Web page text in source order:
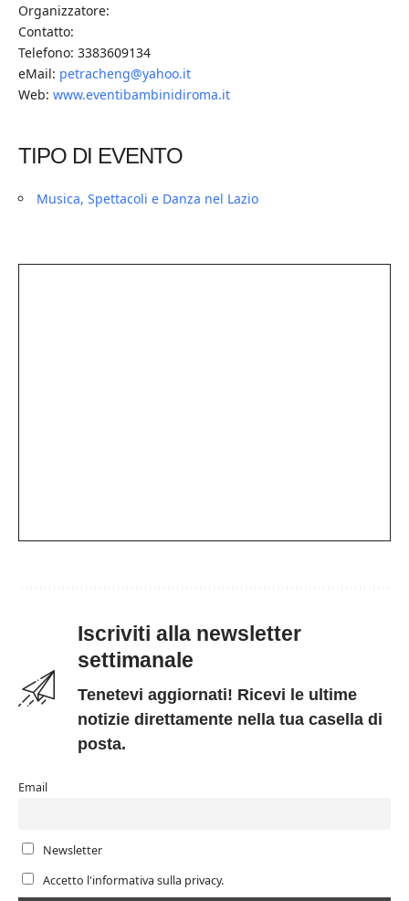
Organizzatore:
Contatto:
Telefono: 3383609134
eMail: petracheng@yahoo.it
Web: www.eventibambinidiroma.it
TIPO DI EVENTO
Musica, Spettacoli e Danza nel Lazio
Iscriviti alla newsletter
settimanale
Tenetevi aggiornati! Ricevi le ultime
notizie direttamente nella tua casella di
posta.
Email
Newsletter
Accetto l'informativa sulla privacy.